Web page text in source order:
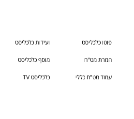
פוטו כלכליסט ועידות כלכליסט
המרת מט"ח מוסף כלכליסט
עמוד מט"ח כללי כלכליסט TV